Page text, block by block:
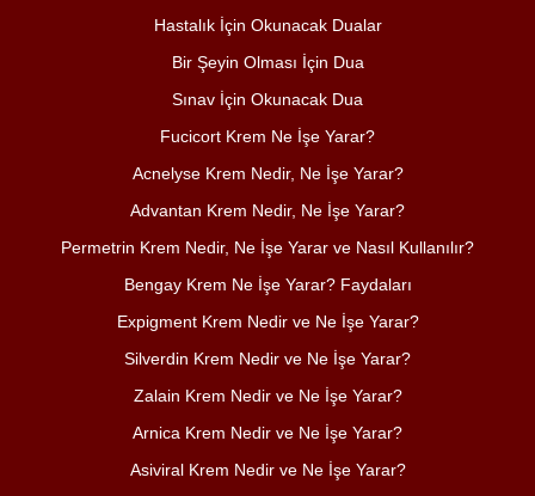
Hastalık İçin Okunacak Dualar
Bir Şeyin Olması İçin Dua
Sınav İçin Okunacak Dua
Fucicort Krem Ne İşe Yarar?
Acnelyse Krem Nedir, Ne İşe Yarar?
Advantan Krem Nedir, Ne İşe Yarar?
Permetrin Krem Nedir, Ne İşe Yarar ve Nasıl Kullanılır?
Bengay Krem Ne İşe Yarar? Faydaları
Expigment Krem Nedir ve Ne İşe Yarar?
Silverdin Krem Nedir ve Ne İşe Yarar?
Zalain Krem Nedir ve Ne İşe Yarar?
Arnica Krem Nedir ve Ne İşe Yarar?
Asiviral Krem Nedir ve Ne İşe Yarar?